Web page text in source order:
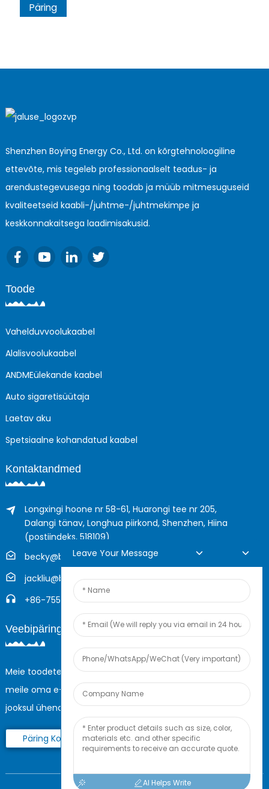
Päring
Shenzhen Boying Energy Co., Ltd. on kõrgtehnoloogiline
ettevõte, mis tegeleb professionaalselt teadus- ja
arendustegevusega ning toodab ja müüb mitmesuguseid
kvaliteetseid kaabli-/juhtme-/juhtmekimpe ja
keskkonnakaitsega laadimisakusid.
Toode
Vahelduvvoolukaabel
Alalisvoolukaabel
ANDMEülekande kaabel
Auto sigaretisüütaja
Laetav aku
Spetsiaalne kohandatud kaabel
Kontaktandmed
Longxingi hoone nr 58-61, Huarongi tee nr 205,
Dalangi tänav, Longhua piirkond, Shenzhen, Hiina
(postiindeks, 518109)
becky@boyingcable.com
jackliu@boyingcable.com
+86-755-21014277
Veebipäring
Meie toodete või hinnakirja kohta päringute korral palun jätke
meile oma e-posti aadress ja me võtame teiega 24 tunni
jooksul ühendust.
Päring Kohe
Leave Your Message
AI Helps Write